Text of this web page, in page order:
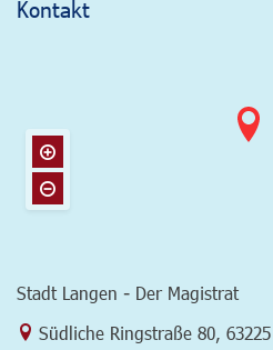
Kontakt
Stadt Langen - Der Magistrat
Link zur Google-Maps
Südliche Ringstraße 80,